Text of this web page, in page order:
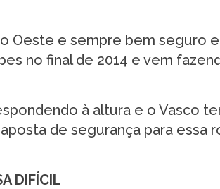
Oeste e sempre bem seguro
no final de 2014 e vem
à altura e o Vasco
de segurança para essa
DIFÍCIL